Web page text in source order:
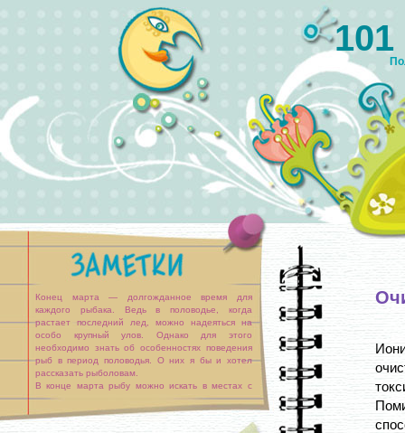
Конец марта — долгожданное время для
каждого рыбака. Ведь в половодье, когда
растает последний лед, можно надеяться на
особо крупный улов. Однако для этого
необходимо знать об особенностях поведения
рыб в период половодья. О них я бы и хотел
рассказать рыболовам.
В конце марта рыбу можно искать в местах с
достаточно сильным течением — жажда
кислорода [...]